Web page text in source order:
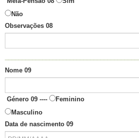
Não
Observações 08
Nome 09
Género 09 ----
Feminino
Masculino
Data de nascimento 09